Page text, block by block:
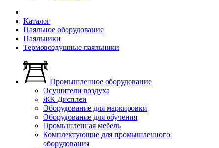
Каталог
Паяльное оборудование
Паяльники
Термовоздушные паяльники
Промышленное оборудование
Осушители воздуха
ЖК Дисплеи
Оборудование для маркировки
Оборудование для обучения
Промышленная мебель
Комплектующие для промышленного
оборудования